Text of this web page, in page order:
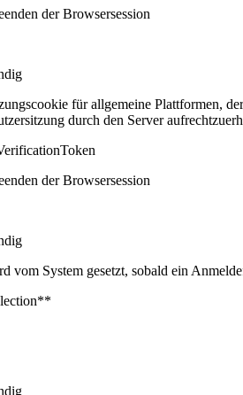
der Browsersession
für allgemeine Plattformen,
durch den Server
der Browsersession
vom System gesetzt, sobald ein